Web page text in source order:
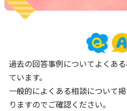
過去の回答事例についてよくあ
ています。
一般的によくある相談について
りますのでご確認ください。